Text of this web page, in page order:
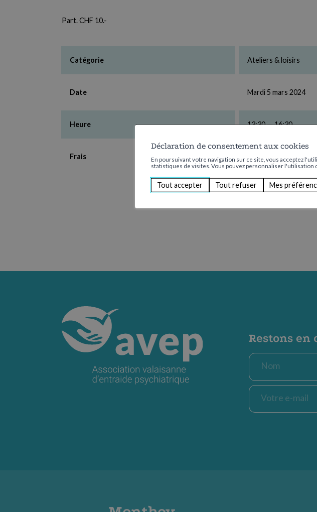
Part. CHF 10.-
Catégorie Ateliers & loisirs
Date Mardi 5 mars 2024
Heure 13:30 — 16:30
Frais CHF 10.00 de
Restons en
Nom
E-
mail
*
Déclaration de consentement aux cookies
En poursuivant votre navigation sur ce site, vous acceptez
statistiques de visites. Vous pouvez personnaliser l'utilisation
Tout accepter Tout refuser Mes